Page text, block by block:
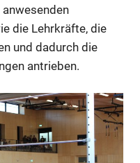
die Lehrkräfte, die
und dadurch die
antrieben.